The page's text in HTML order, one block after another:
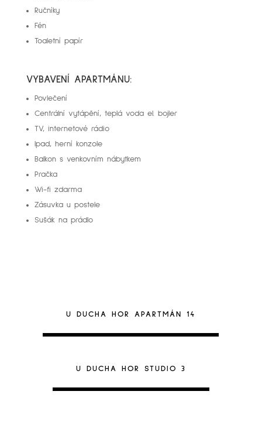
Ručníky
Fén
Toaletní papír
VYBAVENÍ APARTMÁNU:
Povlečení
Centrální vytápění, teplá voda el. bojler
TV, internetové rádio
Ipad, herní konzole
Balkon s venkovním nábytkem
Pračka
Wi-fi zdarma
Zásuvka u postele
Sušák na prádlo
U DUCHA HOR APARTMÁN 14
U DUCHA HOR STUDIO 3